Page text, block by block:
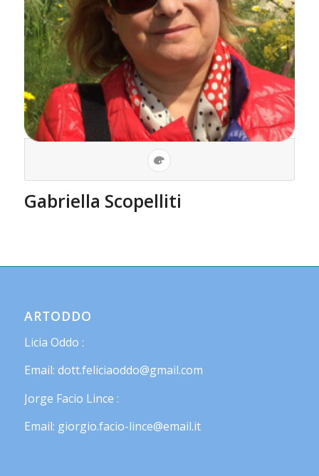
Gabriella Scopelliti
ARTODDO
Licia Oddo :
Email: dott.feliciaoddo@gmail.com
Jorge Facio Lince :
Email: giorgio.facio-lince@email.it